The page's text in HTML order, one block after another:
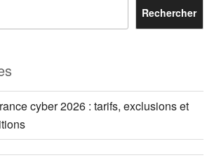
Rechercher
cyber 2026 : tarifs, exclusions et